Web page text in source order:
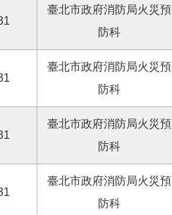
臺北市政府消防局火災預
防科
臺北市政府消防局火災預
防科
臺北市政府消防局火災預
防科
臺北市政府消防局火災預
防科